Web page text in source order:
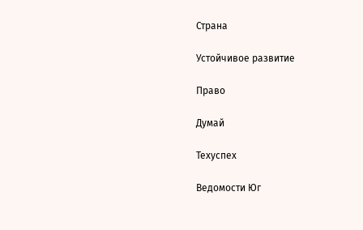
Страна
Устойчивое развитие
Право
Думай
Техуспех
Ведомости Юг